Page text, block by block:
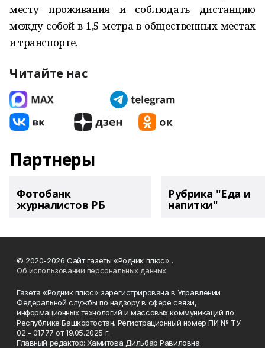
месту проживания и соблюдать дистанцию
между собой в 1,5 метра в общественных местах
и транспорте.
Читайте нас
Партнеры
Фотобанк
журналистов РБ
Рубрика "Еда и
напитки"
© 2020-2026 Сайт газеты «Родник плюс» .
Об использовании персональных данных
Газета «Родник плюс» зарегистрирована в Управлении
Федеральной службы по надзору в сфере связи,
информационных технологий и массовых коммуникаций по
Республике Башкортостан. Регистрационный номер ПИ № ТУ
02 - 01777 от 19.05.2025 г.
Главный редактор: Хамитова Дильбар Равиловна